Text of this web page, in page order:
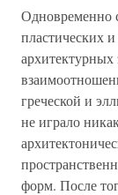
Одновременно
пластических
архитектурных
греческой и
не играло
форм. После